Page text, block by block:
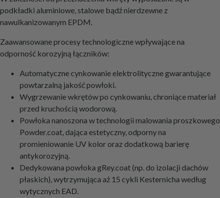
podkładki aluminiowe, stalowe bądź nierdzewne z
nawulkanizowanym EPDM.
Zaawansowane procesy technologiczne wpływające na
odporność korozyjną łączników:
Automatyczne cynkowanie elektrolityczne gwarantujące
powtarzalną jakość powłoki.
Wygrzewanie wkrętów po cynkowaniu, chroniące materiał
przed kruchością wodorową.
Powłoka nanoszona w technologii malowania proszkowego
Powder.coat, dająca estetyczny, odporny na
promieniowanie UV kolor oraz dodatkową barierę
antykorozyjną.
Dedykowana powłoka gRey.coat (np. do izolacji dachów
płaskich), wytrzymująca aż 15 cykli Kesternicha według
wytycznych EAD.